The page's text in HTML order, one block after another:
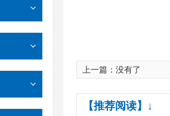
上一篇：没有了
【推荐阅读】↓